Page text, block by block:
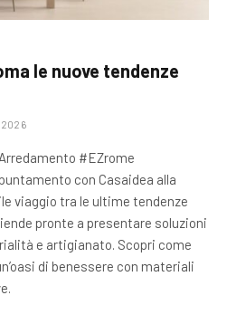
le nuove tendenze
#EZrome
con Casaidea alla
viaggio tra le ultime tendenze
pronte a presentare soluzioni
e artigianato. Scopri come
di benessere con materiali